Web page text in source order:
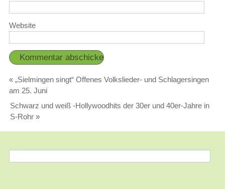
Website
« „Sielmingen singt“ Offenes Volkslieder- und Schlagersingen
am 25. Juni
Schwarz und weiß -Hollywoodhits der 30er und 40er-Jahre in
S-Rohr »